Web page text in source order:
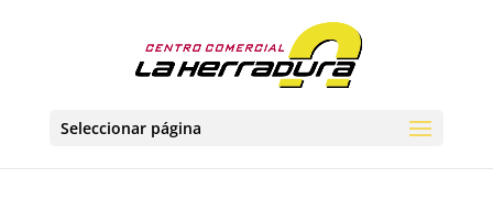
Seleccionar página